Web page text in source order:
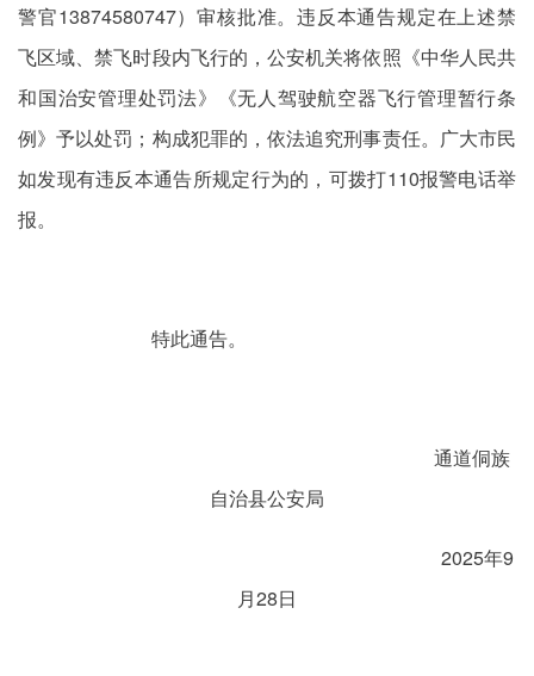
警官13874580747）审核批准。违反本通告规定在上述禁
飞区域、禁飞时段内飞行的，公安机关将依照《中华人民共
和国治安管理处罚法》《无人驾驶航空器飞行管理暂行条
例》予以处罚；构成犯罪的，依法追究刑事责任。广大市民
如发现有违反本通告所规定行为的，可拨打110报警电话举
报。
特此通告。
通道侗族
自治县公安局
2025年9
月28日